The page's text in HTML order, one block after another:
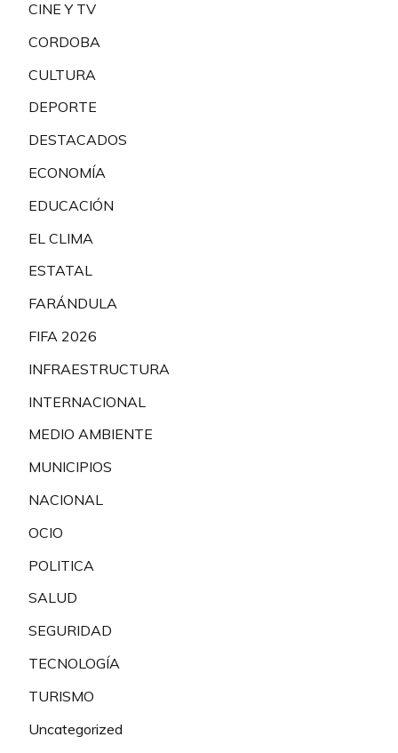
CINE Y TV
CORDOBA
CULTURA
DEPORTE
DESTACADOS
ECONOMÍA
EDUCACIÓN
EL CLIMA
ESTATAL
FARÁNDULA
FIFA 2026
INFRAESTRUCTURA
INTERNACIONAL
MEDIO AMBIENTE
MUNICIPIOS
NACIONAL
OCIO
POLITICA
SALUD
SEGURIDAD
TECNOLOGÍA
TURISMO
Uncategorized